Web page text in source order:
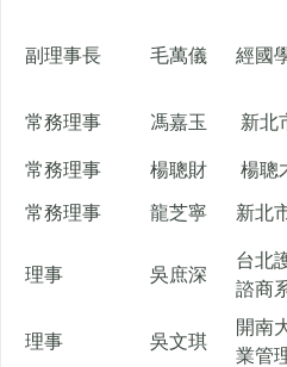
副理事長 毛萬儀 經國
常務理事 馮嘉玉 新北
常務理事
楊聰財 楊聰
常務理事 龍芝寧 新北
理事 吳庶深
台北
諮商
理事 吳文琪
開南
業管